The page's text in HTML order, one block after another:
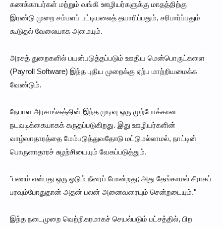
கணக்காயர்கள் மற்றும் வங்கி ஊழியர்களுக்கு மாதத்திற்கு
இரண்டு முறை சம்பளப் பட்டியலைத் தயாரிப்பதும், சரிபார்ப்பதும்
கூடுதல் வேலையாக அமையும்.
அரசுத் துறைகளில் பயன்படுத்தப்படும் ஊதிய மென்பொருட்களை
(Payroll Software) இந்த புதிய முறைக்கு ஏற்ப மாற்றியமைக்க
வேண்டும்.
நேபாள அரசாங்கத்தின் இந்த முடிவு ஒரு முற்போக்கான
நடவடிக்கையாகக் கருதப்படுகிறது. இது ஊழியர்களின்
வாழ்வாதாரத்தை மேம்படுத்துவதோடு மட்டுமல்லாமல், நாட்டின்
பொருளாதாரச் சுழற்சியையும் வேகப்படுத்தும்.
"பணம் என்பது ஒரு ஓடும் நீரைப் போன்றது; அது தேங்காமல் சீராகப்
பரவும்போதுதான் அதன் பலன் அனைவரையும் சென்றடையும்."
இந்த நடைமுறை வெற்றிகரமாகச் செயல்படும் பட்சத்தில், பிற